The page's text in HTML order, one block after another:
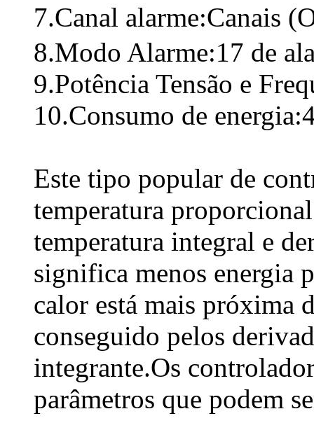
7.Canal alarme:Canais
8.Modo Alarme:17 de
9.Potência Tensão e
10.Consumo de
Este tipo popular de
temperatura
temperatura integral e
significa menos energia
calor está mais próxima
conseguido pelos
integrante.Os
parâmetros que podem